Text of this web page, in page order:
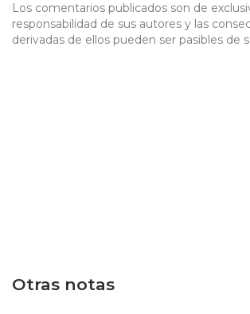
Los comentarios publicados son de
responsabilidad de sus autores y las
derivadas de ellos pueden ser pasibles de
Otras notas